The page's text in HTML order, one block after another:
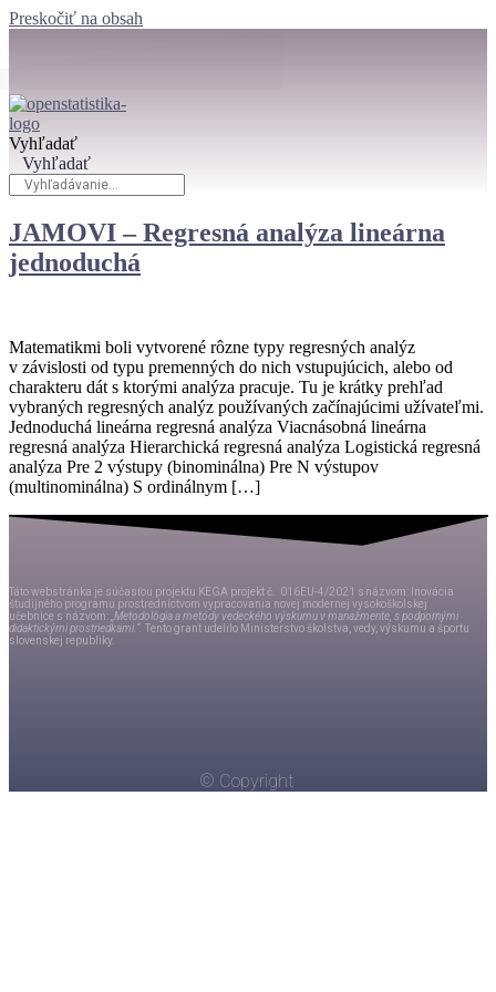
Preskočiť na obsah
Vyhľadať
Vyhľadať
JAMOVI – Regresná analýza lineárna
jednoduchá
Matematikmi boli vytvorené rôzne typy regresných analýz
v závislosti od typu premenných do nich vstupujúcich, alebo od
charakteru dát s ktorými analýza pracuje. Tu je krátky prehľad
vybraných regresných analýz používaných začínajúcimi užívateľmi.
Jednoduchá lineárna regresná analýza Viacnásobná lineárna
regresná analýza Hierarchická regresná analýza Logistická regresná
analýza Pre 2 výstupy (binominálna) Pre N výstupov
(multinominálna) S ordinálnym […]
Táto webstránka je súčasťou projektu KEGA projekt č. 016EU-4/2021 s názvom: Inovácia
študijného programu prostredníctvom vypracovania novej modernej vysokoškolskej
učebnice s názvom: Metodológia a metódy vedeckého výskumu vmanažmente, s podpornými
didaktickými prostriedkami.“. Tento grant udelilo Ministerstvo školstva, vedy, výskumu a športu
slovenskej republiky.
© Copyright